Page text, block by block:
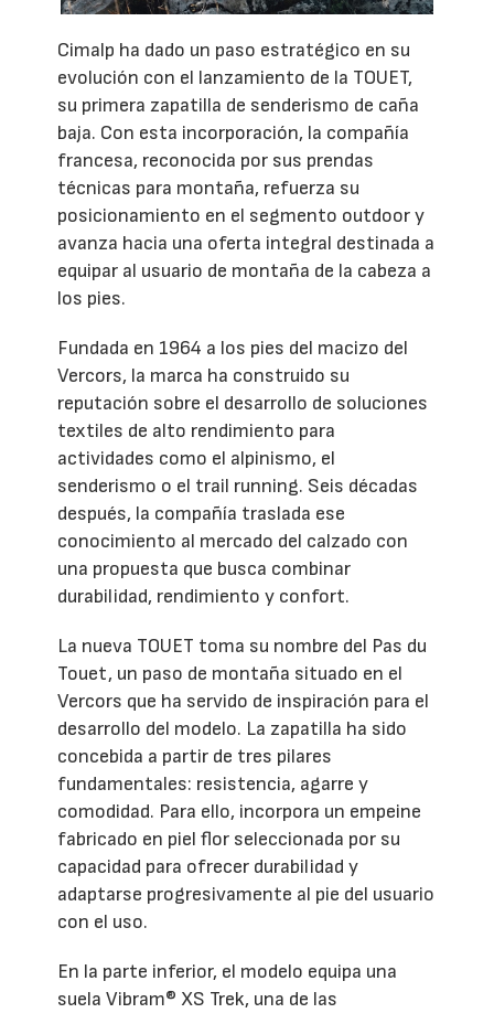
Cimalp ha dado un paso estratégico en su
evolución con el lanzamiento de la TOUET,
su primera zapatilla de senderismo de caña
baja. Con esta incorporación, la compañía
francesa, reconocida por sus prendas
técnicas para montaña, refuerza su
posicionamiento en el segmento outdoor y
avanza hacia una oferta integral destinada a
equipar al usuario de montaña de la cabeza a
los pies.
Fundada en 1964 a los pies del macizo del
Vercors, la marca ha construido su
reputación sobre el desarrollo de soluciones
textiles de alto rendimiento para
actividades como el alpinismo, el
senderismo o el trail running. Seis décadas
después, la compañía traslada ese
conocimiento al mercado del calzado con
una propuesta que busca combinar
durabilidad, rendimiento y confort.
La nueva TOUET toma su nombre del Pas du
Touet, un paso de montaña situado en el
Vercors que ha servido de inspiración para el
desarrollo del modelo. La zapatilla ha sido
concebida a partir de tres pilares
fundamentales: resistencia, agarre y
comodidad. Para ello, incorpora un empeine
fabricado en piel flor seleccionada por su
capacidad para ofrecer durabilidad y
adaptarse progresivamente al pie del usuario
con el uso.
En la parte inferior, el modelo equipa una
suela Vibram® XS Trek, una de las